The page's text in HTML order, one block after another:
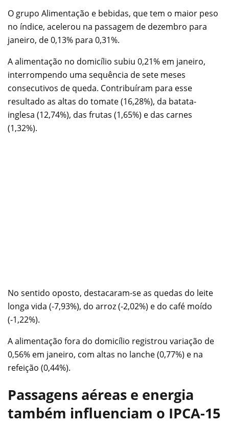
O grupo Alimentação e bebidas, que tem o maior peso
no índice, acelerou na passagem de dezembro para
janeiro, de 0,13% para 0,31%.
A alimentação no domicílio subiu 0,21% em janeiro,
interrompendo uma sequência de sete meses
consecutivos de queda. Contribuíram para esse
resultado as altas do tomate (16,28%), da batata-
inglesa (12,74%), das frutas (1,65%) e das carnes
(1,32%).
No sentido oposto, destacaram-se as quedas do leite
longa vida (-7,93%), do arroz (-2,02%) e do café moído
(-1,22%).
A alimentação fora do domicílio registrou variação de
0,56% em janeiro, com altas no lanche (0,77%) e na
refeição (0,44%).
Passagens aéreas e energia
também influenciam o IPCA-15